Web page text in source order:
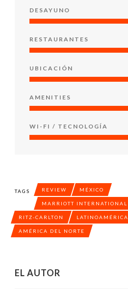
DESAYUNO
RESTAURANTES
UBICACIÓN
AMENITIES
WI-FI / TECNOLOGÍA
TAGS REVIEW MÉXICO
MARRIOTT INTERNATIONAL
RITZ-CARLTON LATINOAMÉRICA
AMÉRICA DEL NORTE
EL AUTOR